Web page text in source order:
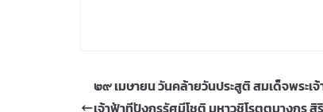
๒๙ เมษายน วันคล้ายวันประสูติ สมเด็จพระเจ้
เจ้าฟ้าทีปังกรรัศมีโชติ มหาวชิโรตตมางกูร สิ